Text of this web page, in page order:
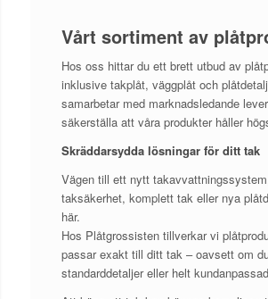
Vårt sortiment av
Hos oss hittar du ett brett utbud av
inklusive takplåt, väggplåt och
samarbetar med marknadsledande
säkerställa att våra produkter håller
Skräddarsydda lösningar för ditt tak
Vägen till ett nytt
taksäkerhet, komplett tak eller nya
här.
Hos Plåtgrossisten tillverkar vi
passar exakt till ditt tak – oavsett om
standarddetaljer eller helt